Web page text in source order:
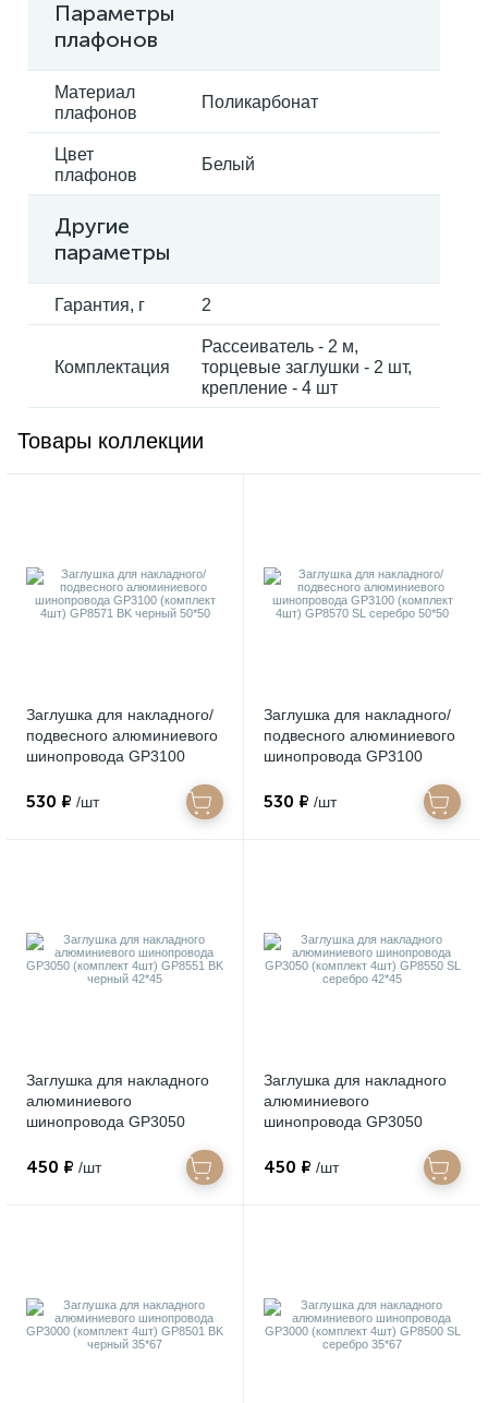
Параметры
плафонов
Материал
плафонов
Поликарбонат
Цвет
плафонов
Белый
Другие
параметры
Гарантия, г 2
Комплектация
Рассеиватель - 2 м,
торцевые заглушки - 2 шт,
крепление - 4 шт
Товары коллекции
Заглушка для накладного/
подвесного алюминиевого
шинопровода GP3100
черный 50*50
530 ₽ /шт
Заглушка для накладного/
подвесного алюминиевого
шинопровода GP3100
серебро 50*50
530 ₽ /шт
Заглушка для накладного
алюминиевого
шинопровода GP3050
черный 42*45
450 ₽ /шт
Заглушка для накладного
алюминиевого
шинопровода GP3050
серебро 42*45
450 ₽ /шт